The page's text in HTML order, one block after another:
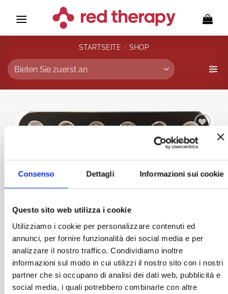
Consenso Dettagli Informazioni sui cookie
Questo sito web utilizza i cookie
Utilizziamo i cookie per personalizzare contenuti ed
annunci, per fornire funzionalità dei social media e per
analizzare il nostro traffico. Condividiamo inoltre
informazioni sul modo in cui utilizzi il nostro sito con i nostri
partner che si occupano di analisi dei dati web, pubblicità e
social media, i quali potrebbero combinarle con altre
Inhalt
STARTSEITE / SHOP
Zur
Wunschliste